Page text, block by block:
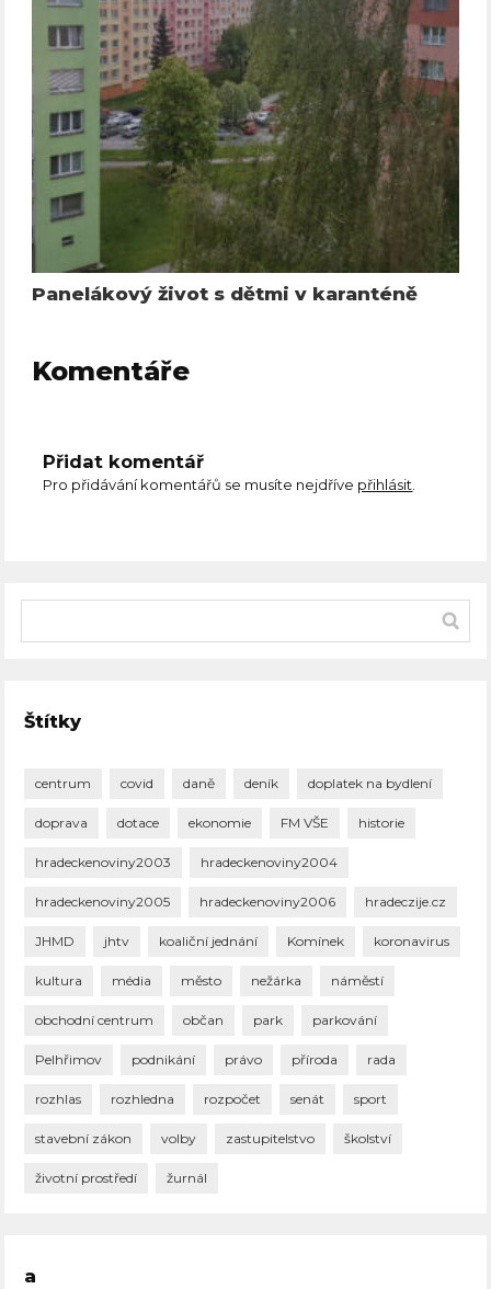
Panelákový život s dětmi v karanténě
Komentáře
Přidat komentář
Pro přidávání komentářů se musíte nejdříve přihlásit
Štítky
centrum covid daně deník doplatek na bydlení
doprava dotace ekonomie FM VŠE historie
hradeckenoviny2003 hradeckenoviny2004
hradeckenoviny2005 hradeckenoviny2006 hradeczije.cz
JHMD jhtv koaliční jednání Komínek koronavirus
kultura média město nežárka náměstí
obchodní centrum občan park parkování
Pelhřimov podnikání právo příroda rada
rozhlas rozhledna rozpočet senát sport
stavební zákon volby zastupitelstvo školství
životní prostředí žurnál
a